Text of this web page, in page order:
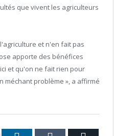
que vivent les agriculteurs
et n'en fait pas
apporte des bénéfices
et qu'on ne fait rien pour
méchant problème », a affirmé